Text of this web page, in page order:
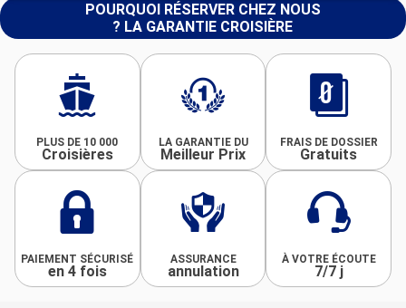
POURQUOI RÉSERVER CHEZ NOUS
? LA GARANTIE CROISIÈRE
PLUS DE 10 000
Croisières
LA GARANTIE DU
Meilleur Prix
FRAIS DE DOSSIER
Gratuits
PAIEMENT SÉCURISÉ
en 4 fois
ASSURANCE
annulation
À VOTRE ÉCOUTE
7/7 j